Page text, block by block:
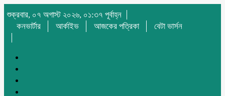
শুক্রবার, ০৭ অগাস্ট ২০২৬, ০১:৩৭ পূর্বাহ্ন
কনভার্টার
আর্কাইভ আজকের পত্রিকা বেটা ভার্সন